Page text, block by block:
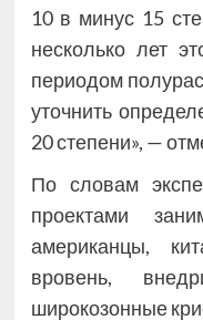
10 в минус 15
несколько лет
периодом
уточнить
20 степени», —
По словам
проектами
американцы,
вровень,
широкозонные